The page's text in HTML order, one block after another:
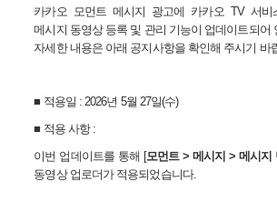
카카오 모먼트 메시지 광고에 카카오TV 서비
메시지 동영상 등록 및 관리 기능이 업데이트되어
자세한 내용은 아래 공지사항을 확인해 주시기 바
■ 적용일 : 2026년 5월 27일(수)
■ 적용 사항:
이번 업데이트를 통해 [모먼트> 메시지 > 메시지
동영상 업로더가 적용되었습니다.